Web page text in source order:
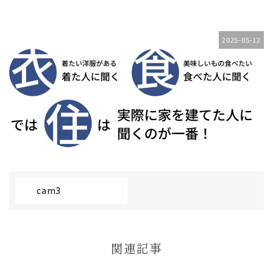
2025-05-12
cam3
関連記事